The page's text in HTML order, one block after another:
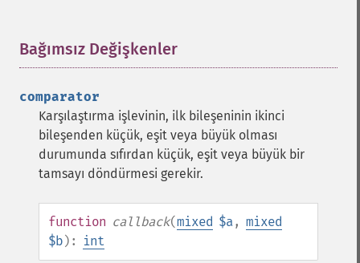
Bağımsız Değişkenler
comparator
Karşılaştırma işlevinin, ilk bileşeninin ikinci
bileşenden küçük, eşit veya büyük olması
durumunda sıfırdan küçük, eşit veya büyük bir
tamsayı döndürmesi gerekir.
function callback(mixed $a, mixed
$b): int